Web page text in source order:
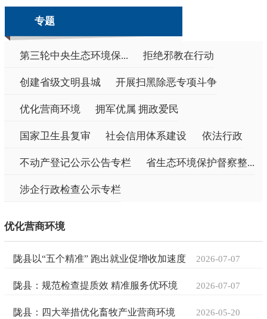
专题
第三轮中央生态环境保... 拒绝邪教在行动
创建省级文明县城 开展扫黑除恶专项斗争
优化营商环境 拥军优属 拥政爱民
国家卫生县复审 社会信用体系建设 依法行政
不动产登记公示公告专栏 省生态环境保护督察整...
涉企行政检查公示专栏
优化营商环境
陇县以“五个精准” 跑出就业促增收加速度 2026-07-07
陇县：规范检查提质效 精准服务优环境 2026-07-07
陇县：四大举措优化畜牧产业营商环境 2026-05-20